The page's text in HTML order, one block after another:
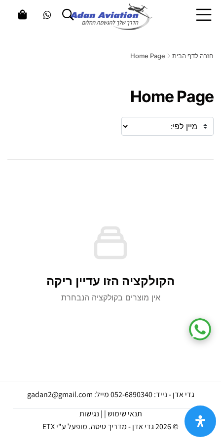
חזרה לדף הבית Home Page
Home Page
הקולקציה הזו עדיין ריקה
אין מוצרים בקולקציה הנבחרת
גדי אדן - נייד: 052-6890340 מייל: gadan2@gmail.com
תנאי שימוש | | נגישות
© 2026 גדי אדן - מדריך טיסה.
מופעל ע"י ETX